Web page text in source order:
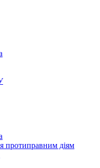
протиправним діям